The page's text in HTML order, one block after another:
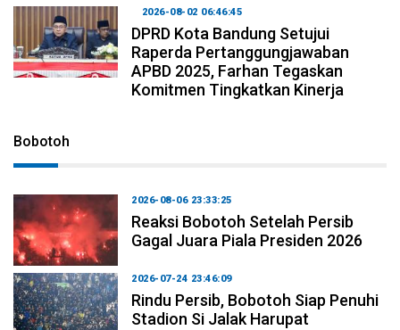
2026-08-02 06:46:45
DPRD Kota Bandung Setujui
Raperda Pertanggungjawaban
APBD 2025, Farhan Tegaskan
Komitmen Tingkatkan Kinerja
Bobotoh
2026-08-06 23:33:25
Reaksi Bobotoh Setelah Persib
Gagal Juara Piala Presiden 2026
2026-07-24 23:46:09
Rindu Persib, Bobotoh Siap Penuhi
Stadion Si Jalak Harupat